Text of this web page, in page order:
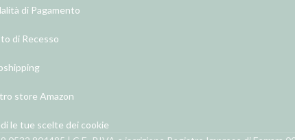
di Pagamento
di Recesso
store Amazon
le tue scelte dei cookie